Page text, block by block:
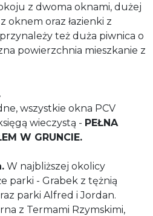
z dwoma oknami, dużej
oknem oraz łazienki z
też duża piwnica o
powierzchnia mieszkanie z
wszystkie okna PCV
wieczystą - PEŁNA
W GRUNCIE.
W najbliższej okolicy
parki - Grabek z tężnią
parki Alfred i Jordan.
z Termami Rzymskimi,